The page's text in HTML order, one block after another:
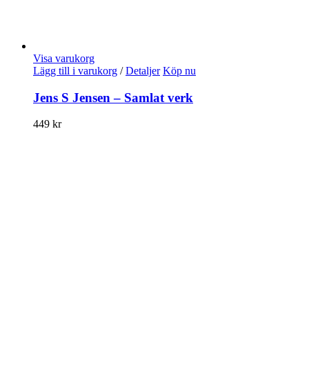
Visa varukorg
Lägg till i varukorg / Detaljer Köp nu
Jens S Jensen – Samlat verk
449 kr